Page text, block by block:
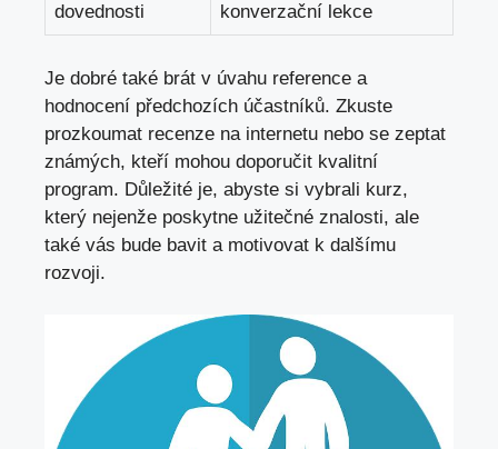
dovednosti
konverzační lekce
Je dobré také brát v úvahu reference a
hodnocení předchozích účastníků. Zkuste
prozkoumat recenze na internetu nebo se zeptat
známých, kteří mohou doporučit kvalitní
program. Důležité je, abyste si vybrali kurz,
který nejenže poskytne užitečné znalosti, ale
také vás bude bavit a motivovat k dalšímu
rozvoji.